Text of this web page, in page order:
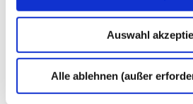
Auswahl
Alle ablehnen (außer